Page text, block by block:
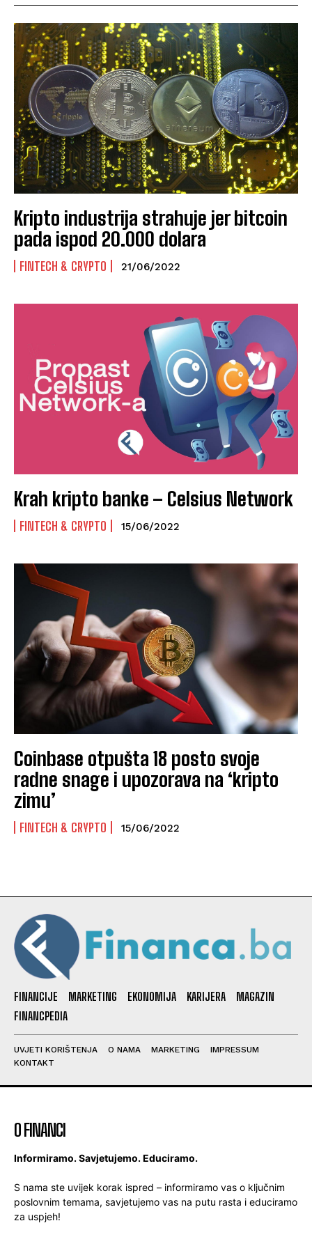
Kripto industrija strahuje jer bitcoin
pada ispod 20.000 dolara
FINTECH & CRYPTO 21/06/2022
Krah kripto banke – Celsius Network
FINTECH & CRYPTO 15/06/2022
Coinbase otpušta 18 posto svoje
radne snage i upozorava na ‘kripto
zimu’
FINTECH & CRYPTO 15/06/2022
FINANCIJE MARKETING EKONOMIJA KARIJERA
MAGAZIN
FINANCPEDIA
UVJETI KORIŠTENJA O NAMA MARKETING
IMPRESSUM
KONTAKT
O FINANCI
Informiramo. Savjetujemo. Educiramo.
S nama ste uvijek korak ispred – informiramo vas o ključnim
poslovnim temama, savjetujemo vas na putu rasta i educiramo
za uspjeh!